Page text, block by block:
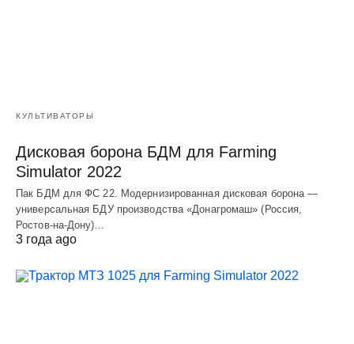
КУЛЬТИВАТОРЫ
Дисковая борона БДМ для Farming
Simulator 2022
Пак БДМ для ФС 22. Модернизированная дисковая борона —
универсальная БДУ производства «Донагромаш» (Россия,
Ростов-на-Дону)…
3 года ago